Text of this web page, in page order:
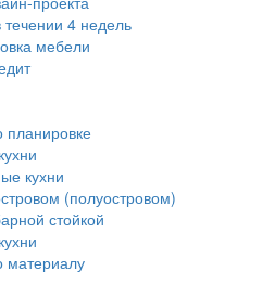
течении 4 недель
мебели
планировке
кухни
(полуостровом)
стойкой
материалу